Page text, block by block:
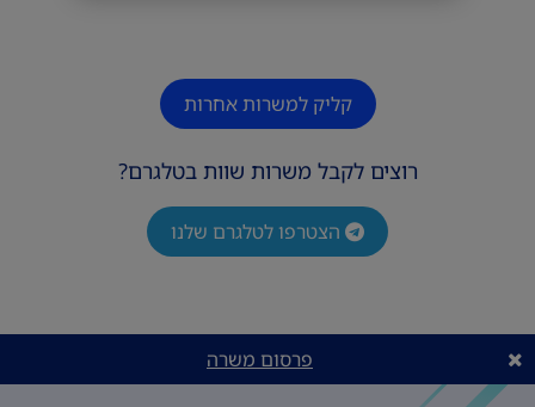
קליק למשרות אחרות
רוצים לקבל משרות שוות בטלגרם?
הצטרפו לטלגרם שלנו
פרסום משרה